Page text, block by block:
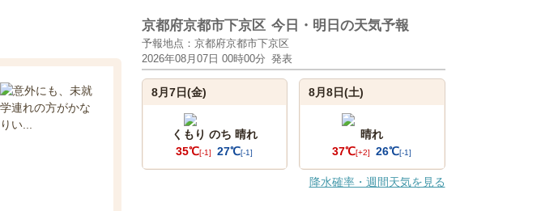
京都府京都市下京区 今日・明日の天気予報
予報地点：京都府京都市下京区
2026年08月07日 00時00分 発表
8月7日(金)
くもり のち 晴れ
35℃[-1] 27℃[-1]
8月8日(土)
晴れ
37℃[+2] 26℃[-1]
降水確率・週間天気を見る